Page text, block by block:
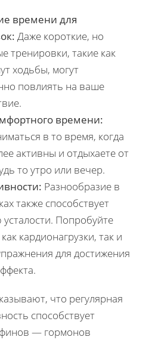
времени для
Даже короткие, но
тренировки, такие как
ходьбы, могут
повлиять на ваше
времени:
в то время, когда
активны и отдыхаете от
то утро или вечер.
Разнообразие в
также способствует
Попробуйте
кардионагрузки, так и
для достижения
что регулярная
способствует
— гормонов